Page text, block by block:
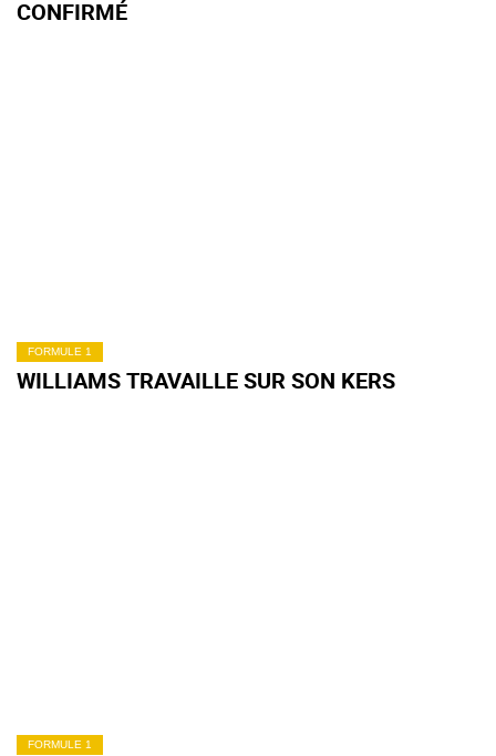
CONFIRMÉ
FORMULE 1
WILLIAMS TRAVAILLE SUR SON KERS
FORMULE 1